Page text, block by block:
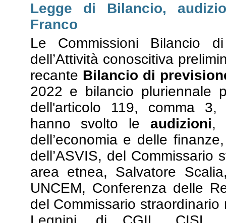
Legge di Bilancio,
Franco
Le Commissioni Bilancio
dell’Attività conoscitiva
recante Bilancio di
2022 e bilancio pluriennale
dell'articolo 119, comma
hanno svolto leaudizioni,
dell’economia e delle
dell’ASVIS, del Commissario
area etnea, Salvatore
UNCEM, Conferenza delle
del Commissario